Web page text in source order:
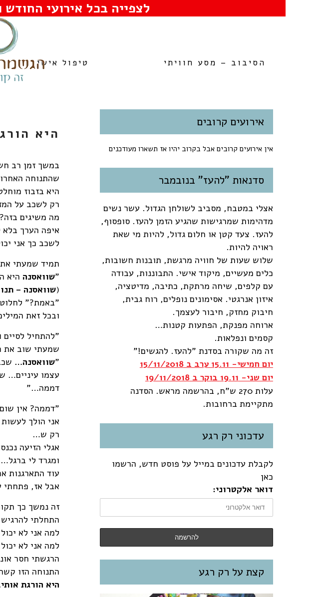
לצפייה בכל אירועי החודש
הסיבוב – מסע חוויתי טיפול אישי
היא
במשך זמן רב
שהתנוחה
היא בזבוז
רק לשכב על
מה משיגים בזה?
איפה הערך בלא
לשכב כך אני
תמיד שמעתי
"שוואסנה היא
(שוואסנה –
"באמת?"
ובכל זאת
"להתחיל לסיים
שמעתי שוב את
"שוואסנה…
עצמו
דממה…"
"דממה? אין
אני הולך
רק ש…
אגלי הזיעה
ומגרד לי
עוד התארגנות
אבל אז, פתחתי
זה נמשך כך
התחלתי
למה אני לא
למה אני לא
הרגשתי חסר
התנוחה הזו
היא הורגת
אירועים קרובים
אין אירועים קרובים אבל בקרוב יהיו אז תשארו מעודכנים
סדנאות "להעז" בנובמבר
אצלי במטבח, מסביב לשולחן הגדול. עשר נשים
מדהימות שמרגישות שהגיע הזמן להעז. סופסוף,
להעז. צעד קטן או חלום גדול, להיות מי שאת
ראויה להיות.
שלוש שעות של חוויה מרגשת, תובנות חשובות,
כלים מעשיים, מיקוד אישי. התבוננות, עבודה
עם קלפים, שיחה מרתקת, כתיבה, מדיטציה,
איזון אנרגטי. אסימונים נופלים, רוח גבית,
חיבוק מחזק, חיבור לעצמך.
ארוחה מפנקת, הפתעות קטנות…
קסמים ונפלאות.
זה מה שקורה בסדנת "להעז. להגשים!"
יום חמישי- 15.11 ערב ב 15/11/2018
יום שני- 19.11 בוקר ב 19/11/2018
עלות 270 ש"ח, בהרשמה מראש. הסדנה
מתקיימת ברחובות.
עדכוני רק רגע
לקבלת עדכונים במייל על פוסט חדש, הרשמו
כאן
דואר אלקטרוני:
קצת על רק רגע